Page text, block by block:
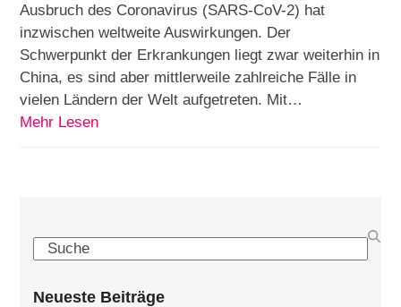
Ausbruch des Coronavirus (SARS-CoV-2) hat
inzwischen weltweite Auswirkungen. Der
Schwerpunkt der Erkrankungen liegt zwar weiterhin in
China, es sind aber mittlerweile zahlreiche Fälle in
vielen Ländern der Welt aufgetreten. Mit…
Mehr Lesen
Search
Neueste Beiträge